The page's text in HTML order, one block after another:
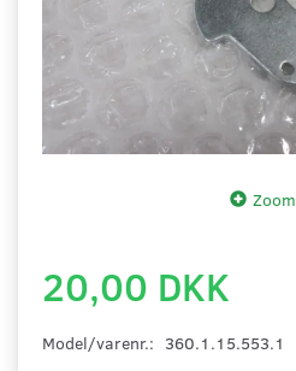
Zoom
20,00 DKK
Model/varenr.: 360.1.15.553.1